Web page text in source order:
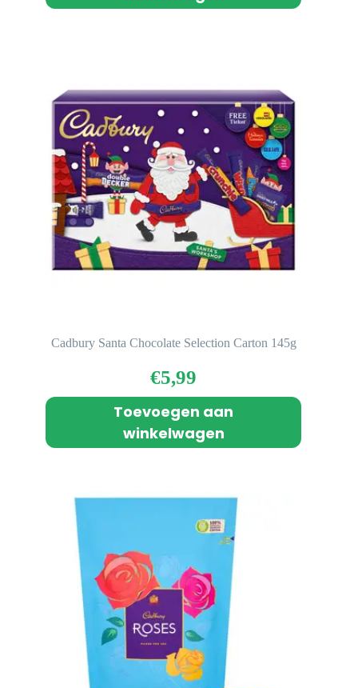
Cadbury Santa Chocolate Selection Carton 145g
€5,99
Toevoegen aan
winkelwagen